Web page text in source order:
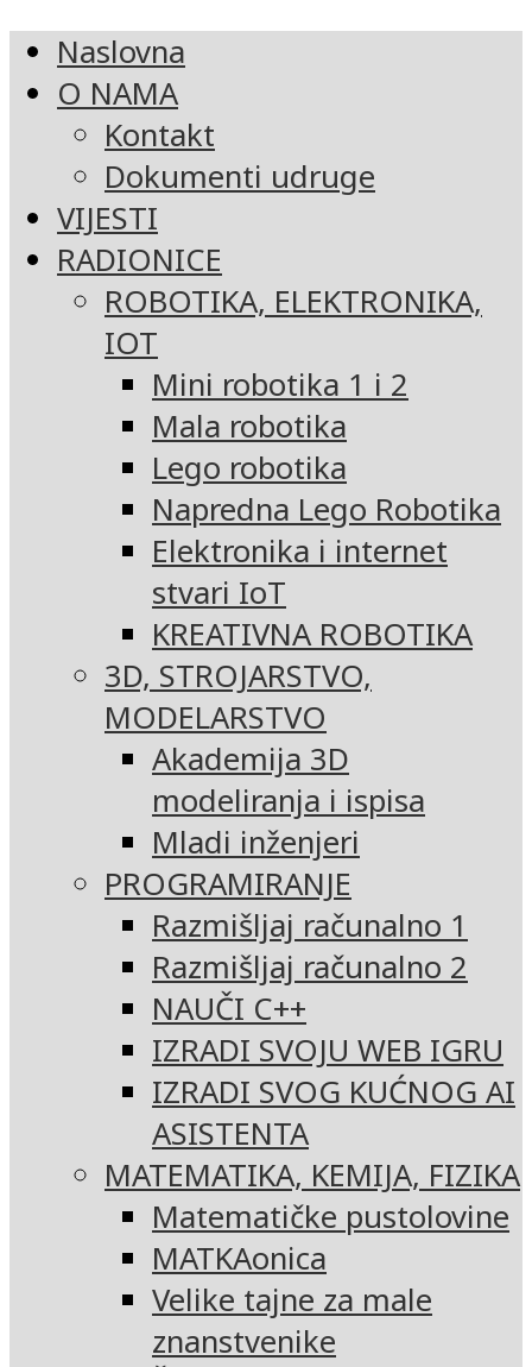
Naslovna
O NAMA
Kontakt
Dokumenti udruge
VIJESTI
RADIONICE
ROBOTIKA, ELEKTRONIKA,
IOT
Mini robotika 1 i 2
Mala robotika
Lego robotika
Napredna Lego Robotika
Elektronika i internet
stvari IoT
KREATIVNA ROBOTIKA
3D, STROJARSTVO,
MODELARSTVO
Akademija 3D
modeliranja i ispisa
Mladi inženjeri
PROGRAMIRANJE
Razmišljaj računalno 1
Razmišljaj računalno 2
NAUČI C++
IZRADI SVOJU WEB IGRU
IZRADI SVOG KUĆNOG AI
ASISTENTA
MATEMATIKA, KEMIJA, FIZIKA
Matematičke pustolovine
MATKAonica
Velike tajne za male
znanstvenike